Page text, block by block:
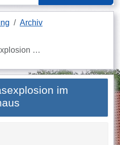
Archiv
…
im